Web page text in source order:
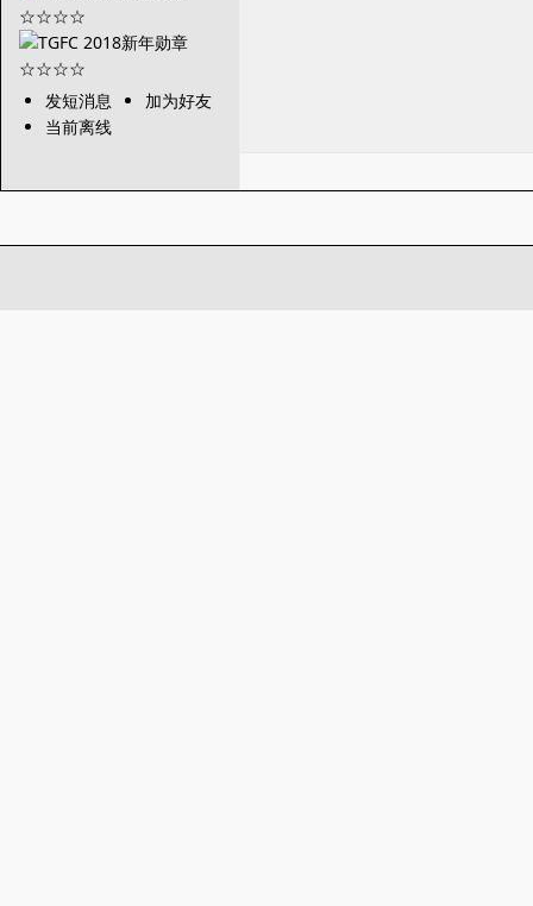
发短消息
加为好友
当前离线